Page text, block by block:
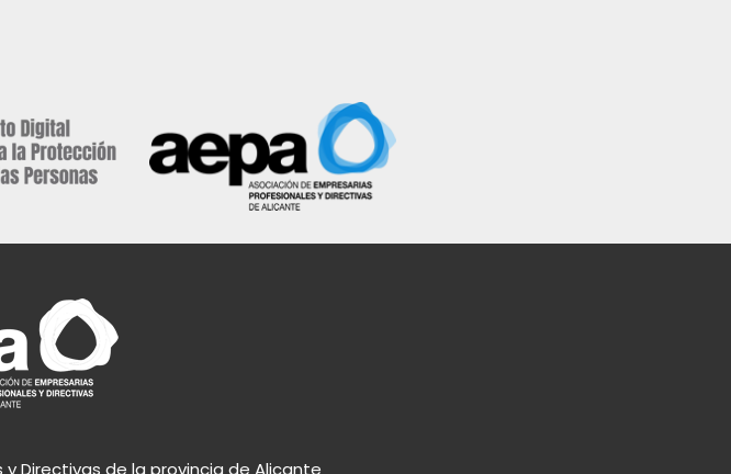
Directivas de la provincia de Alicante